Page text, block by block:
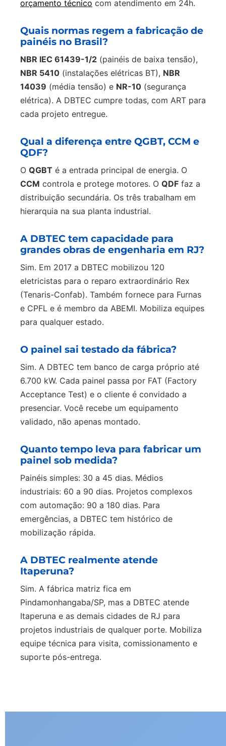
orçamento técnico com atendimento em 24h.
Quais normas regem a fabricação de
painéis no Brasil?
NBR IEC 61439-1/2 (painéis de baixa tensão),
NBR 5410 (instalações elétricas BT), NBR
14039 (média tensão) e NR-10 (segurança
elétrica). A DBTEC cumpre todas, com ART para
cada projeto entregue.
Qual a diferença entre QGBT, CCM e
QDF?
O QGBT é a entrada principal de energia. O
CCM controla e protege motores. O QDF faz a
distribuição secundária. Os três trabalham em
hierarquia na sua planta industrial.
A DBTEC tem capacidade para
grandes obras de engenharia em RJ?
Sim. Em 2017 a DBTEC mobilizou 120
eletricistas para o reparo extraordinário Rex
(Tenaris-Confab). Também fornece para Furnas
e CPFL e é membro da ABEMI. Mobiliza equipes
para qualquer estado.
O painel sai testado da fábrica?
Sim. A DBTEC tem banco de carga próprio até
6.700 kW. Cada painel passa por FAT (Factory
Acceptance Test) e o cliente é convidado a
presenciar. Você recebe um equipamento
validado, não apenas montado.
Quanto tempo leva para fabricar um
painel sob medida?
Painéis simples: 30 a 45 dias. Médios
industriais: 60 a 90 dias. Projetos complexos
com automação: 90 a 180 dias. Para
emergências, a DBTEC tem histórico de
mobilização rápida.
A DBTEC realmente atende
Itaperuna?
Sim. A fábrica matriz fica em
Pindamonhangaba/SP, mas a DBTEC atende
Itaperuna e as demais cidades de RJ para
projetos industriais de qualquer porte. Mobiliza
equipe técnica para visita, comissionamento e
suporte pós-entrega.